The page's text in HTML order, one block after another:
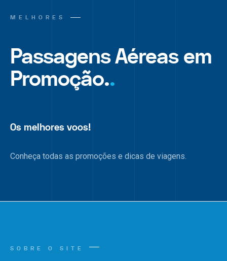
MELHORES
Passagens Aéreas em
Promoção..
Os melhores voos!
Conheça todas as promoções e dicas de viagens.
SOBRE O SITE